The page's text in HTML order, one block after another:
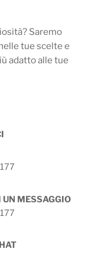
Saremo
tue scelte e
adatto alle tue
MESSAGGIO